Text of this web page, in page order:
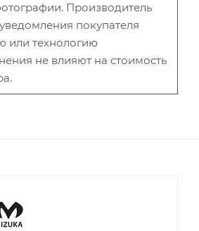
Производитель
покупателя
или технологию
не влияют на стоимость